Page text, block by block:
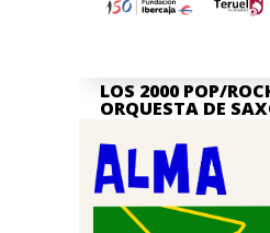
LOS 2000 POP/
ORQUESTA DE
TERUEL
Jul 7, 2026
La actividad en
Cultural Banda de